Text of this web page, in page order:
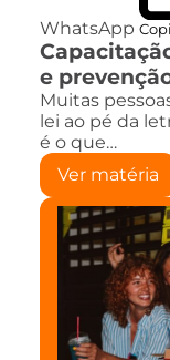
WhatsApp
e
Muitas
lei ao pé da
é o que…
Ver matéria